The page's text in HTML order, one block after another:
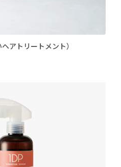
アトリートメント）